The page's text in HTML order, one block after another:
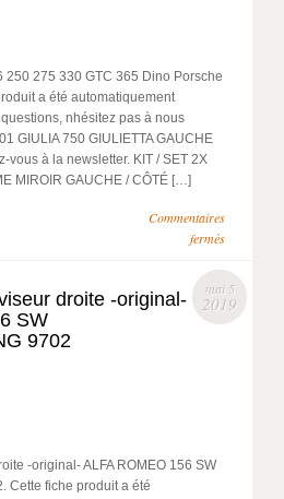
250 275 330 GTC 365 Dino Porsche
a été automatiquement
nhésitez pas à nous
GIULIA 750 GIULIETTA GAUCHE
vous à la newsletter. KIT / SET 2X
MIROIR GAUCHE / CÔTÉ […]
Commentaires
fermés
mai 5
2019
droite -original-
SW
9702
-original- ALFA ROMEO 156 SW
Cette fiche produit a été